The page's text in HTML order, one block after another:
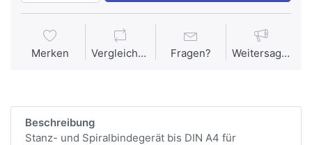
Merken Vergleichen Fragen? Weitersagen
Beschreibung
Stanz- und Spiralbindegerät bis DIN A4 für